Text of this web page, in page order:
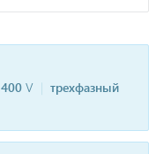
400 V | трехфазный